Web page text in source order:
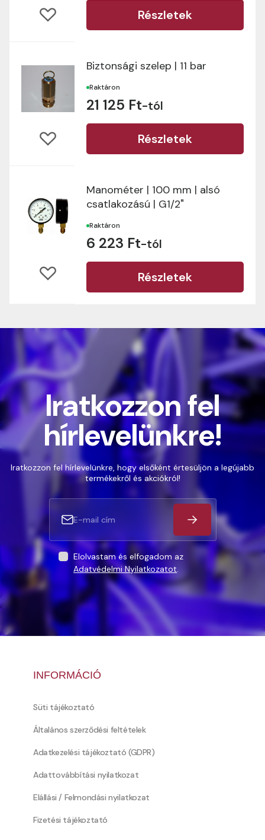
Részletek
Biztonsági szelep | 11 bar
Raktáron
21 125 Ft-tól
Részletek
Manométer | 100 mm | alsó
csatlakozású | G1/2"
Raktáron
6 223 Ft-tól
Részletek
Iratkozzon fel
hírlevelünkre!
Iratkozzon fel hírlevelünkre, hogy elsőként értesüljön a legújabb
termékekről és akciókról!
Elolvastam és elfogadom az
Adatvédelmi Nyilatkozatot.
INFORMÁCIÓ
Süti tájékoztató
Általános szerződési feltételek
Adatkezelési tájékoztató (GDPR)
Adattovábbítási nyilatkozat
Elállási / Felmondási nyilatkozat
Fizetési tájékoztató